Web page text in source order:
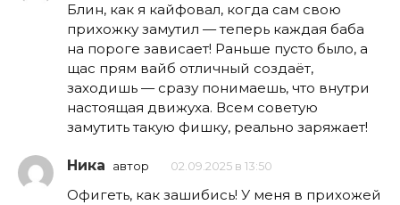
Блин, как я кайфовал, когда сам свою
прихожку замутил — теперь каждая баба
на пороге зависает! Раньше пусто было, а
щас прям вайб отличный создаёт,
заходишь — сразу понимаешь, что внутри
настоящая движуха. Всем советую
замутить такую фишку, реально заряжает!
Ника автор 02.09.2025 в 13:50
Офигеть, как зашибись! У меня в прихожей